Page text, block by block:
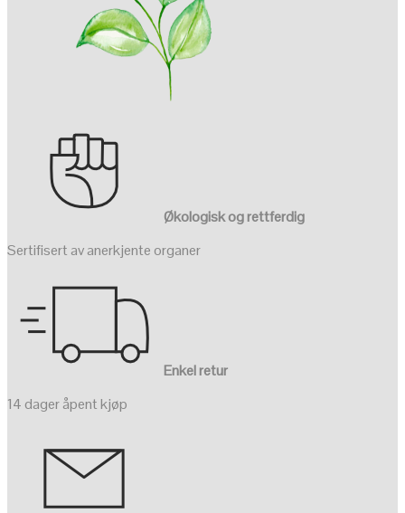
Økologisk og rettferdig
Sertifisert av anerkjente organer
Enkel retur
14 dager åpent kjøp